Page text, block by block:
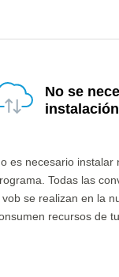
No se
es necesario instalar
Todas las
vob se realizan en la
recursos de